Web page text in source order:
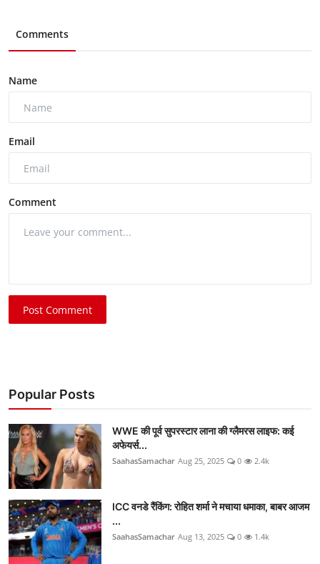
Comments
Name
Email
Comment
Post Comment
Popular Posts
WWE की पूर्व सुपरस्टार लाना की ग्लैमरस लाइफ: कई
अफेयर्स...
SaahasSamachar Aug 25, 2025 0 2.4k
ICC वनडे रैंकिंग: रोहित शर्मा ने मचाया धमाका, बाबर आजम
...
SaahasSamachar Aug 13, 2025 0 1.4k